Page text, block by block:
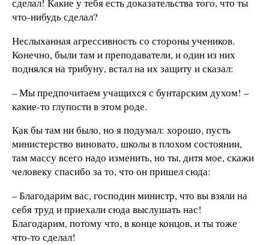
что-нибудь сделал?
Неслыханная агрессивность со стороны учеников.
Конечно, были там и преподаватели, и один из них
поднялся на трибуну, встал на их защиту и сказал:
– Мы предпочитаем учащихся с бунтарским духом! –
какие-то глупости в этом роде.
Как бы там ни было, но я подумал: хорошо, пусть
министерство виновато, школы в плохом состоянии,
там массу всего надо изменить, но ты, дитя мое, скажи
человеку спасибо за то, что он пришел сюда:
– Благодарим вас, господин министр, что вы взяли на
себя труд и приехали сюда выслушать нас!
Благодарим, потому что, в конце концов, и ты тоже
что-то сделал!